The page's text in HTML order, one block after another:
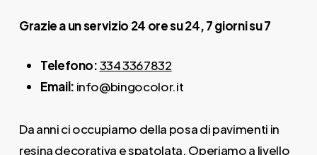
Grazie a un servizio 24 ore su 24, 7 giorni su 7
Telefono:334 3367832
Email: info@bingocolor.it
Da anni ci occupiamo della posa di pavimenti in
resina decorativa e spatolata. Operiamo a livello